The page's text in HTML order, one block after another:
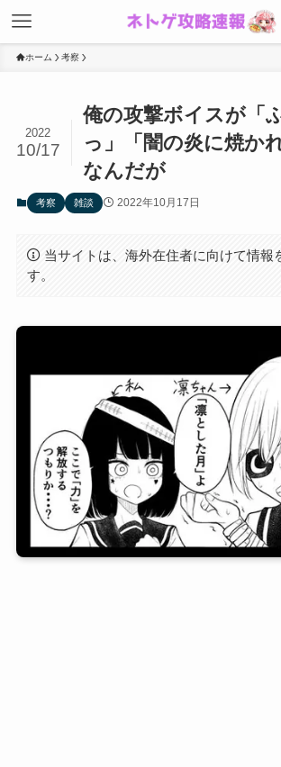
ホーム 考察
俺の攻撃ボイスが「
っ」「闇の炎に焼か
なんだが
2022
10/17
考察 雑談 2022年10月17日
当サイトは、海外在住者に向けて情報
す。